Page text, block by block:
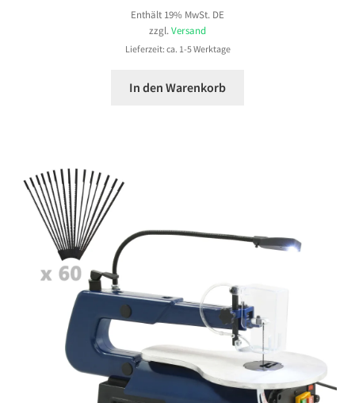
Enthält 19% MwSt. DE
zzgl. Versand
Lieferzeit: ca. 1-5 Werktage
In den Warenkorb